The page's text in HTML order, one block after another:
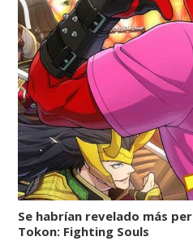
Se habrían revelado más
Tokon: Fighting Souls